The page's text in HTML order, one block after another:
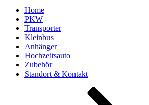
Home
PKW
Transporter
Kleinbus
Anhänger
Hochzeitsauto
Zubehör
Standort & Kontakt